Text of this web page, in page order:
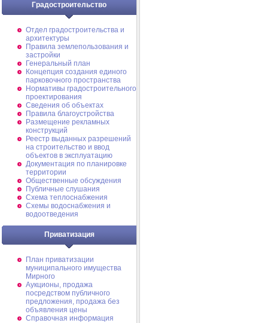
Градостроительство
Отдел градостроительства и
архитектуры
Правила землепользования и
застройки
Генеральный план
Концепция создания единого
парковочного пространства
Нормативы градостроительного
проектирования
Сведения об объектах
Правила благоустройства
Размещение рекламных
конструкций
Реестр выданных разрешений
на строительство и ввод
объектов в эксплуатацию
Документация по планировке
территории
Общественные обсуждения
Публичные слушания
Схема теплоснабжения
Схемы водоснабжения и
водоотведения
Приватизация
План приватизации
муниципального имущества
Мирного
Аукционы, продажа
посредством публичного
предложения, продажа без
объявления цены
Справочная информация